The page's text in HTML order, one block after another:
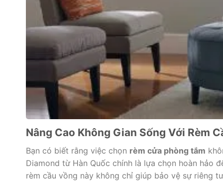
Nâng Cao Không Gian Sống Với Rèm
Bạn có biết rằng việc chọn rèm cửa phòng tắm
Diamond từ Hàn Quốc chính là lựa chọn hoàn hảo
rèm cầu vồng này không chỉ giúp bảo vệ sự riêng